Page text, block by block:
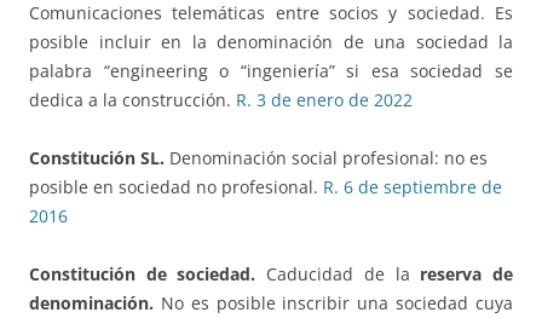
Comunicaciones telemáticas entre socios y sociedad. Es
posible incluir en la denominación de una sociedad la
palabra “engineering o “ingeniería” si esa sociedad se
dedica a la construcción. R. 3 de enero de 2022
Constitución SL. Denominación social profesional: no es
posible en sociedad no profesional. R. 6 de septiembre de
2016
Constitución de sociedad. Caducidad de la reserva de
denominación. No es posible inscribir una sociedad cuya